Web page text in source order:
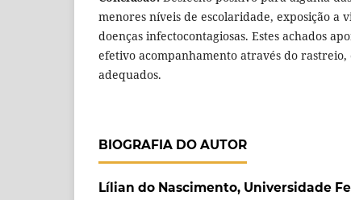
menores níveis de escolaridade, exposição a
doenças infectocontagiosas. Estes achados
efetivo acompanhamento através do
adequados.
BIOGRAFIA DO AUTOR
Lílian do Nascimento, Universidade